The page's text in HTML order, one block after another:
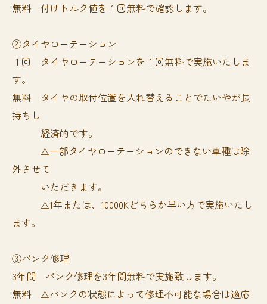
無料 付けトルク値を１回無料で確認します。
②タイヤローテーション
１回 タイヤローテーションを１回無料で実施いたしま
す。
無料 タイヤの取付位置を入れ替えることでたいやが長
持ちし
経済的です。
⚠️一部タイヤローテーションのできない車種は除
外させて
いただきます。
⚠️1年または、10000Kどちらか早い方で実施いたし
ます。
③パンク修理
3年間 パンク修理を3年間無料で実施致します。
無料 ⚠️パンクの状態によって修理不可能な場合は適応